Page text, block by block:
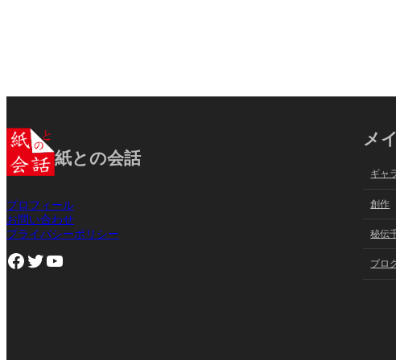
紙との会話
プロフィール
お問い合わせ
プライバシーポリシー
Facebook Twitter YouTube
メ
ギャ
創作
秘伝
ブロ